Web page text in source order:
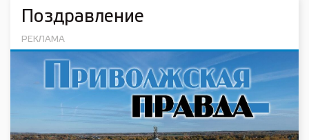
Поздравление
РЕКЛАМА